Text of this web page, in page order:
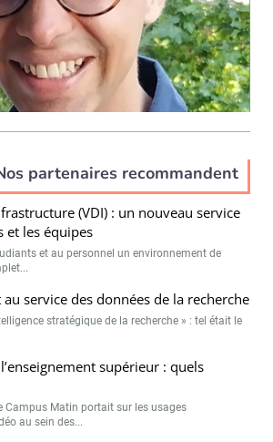
partenaires recommandent
(VDI) : un nouveau service
et les équipes
et au personnel un environnement de
au service des données de la recherche
stratégique de la recherche » : tel était le
supérieur : quels
Campus Matin portait sur les usages
au sein des...